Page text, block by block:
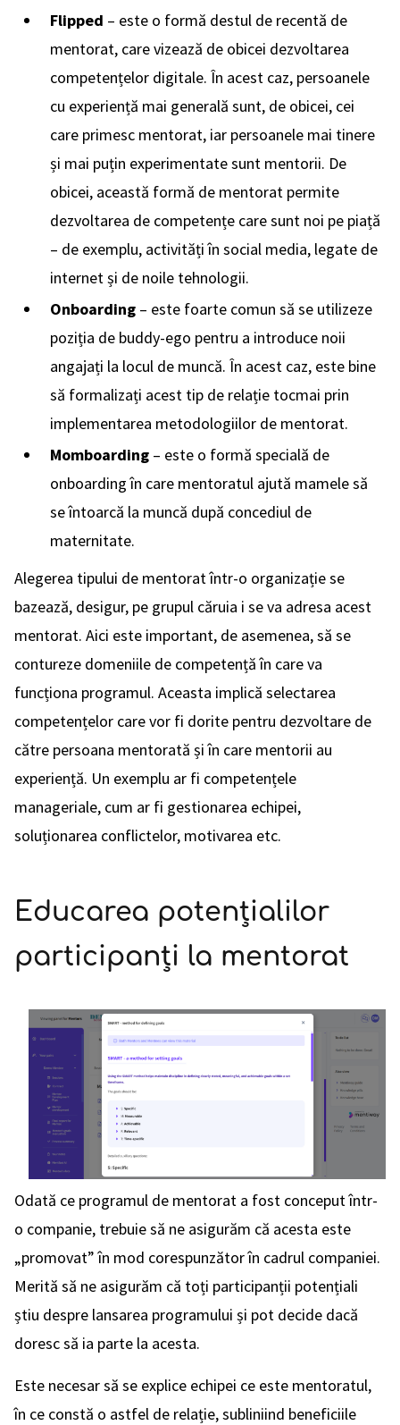
Flipped – este o formă destul de recentă de
mentorat, care vizează de obicei dezvoltarea
competențelor digitale. În acest caz, persoanele
cu experiență mai generală sunt, de obicei, cei
care primesc mentorat, iar persoanele mai tinere
și mai puțin experimentate sunt mentorii. De
obicei, această formă de mentorat permite
dezvoltarea de competențe care sunt noi pe piață
– de exemplu, activități în social media, legate de
internet și de noile tehnologii.
Onboarding – este foarte comun să se utilizeze
poziția de buddy-ego pentru a introduce noii
angajați la locul de muncă. În acest caz, este bine
să formalizați acest tip de relație tocmai prin
implementarea metodologiilor de mentorat.
Momboarding – este o formă specială de
onboarding în care mentoratul ajută mamele să
se întoarcă la muncă după concediul de
maternitate.
Alegerea tipului de mentorat într-o organizație se
bazează, desigur, pe grupul căruia i se va adresa acest
mentorat. Aici este important, de asemenea, să se
contureze domeniile de competență în care va
funcționa programul. Aceasta implică selectarea
competențelor care vor fi dorite pentru dezvoltare de
către persoana mentorată și în care mentorii au
experiență. Un exemplu ar fi competențele
manageriale, cum ar fi gestionarea echipei,
soluționarea conflictelor, motivarea etc.
Educarea potențialilor
participanți la mentorat
Odată ce programul de mentorat a fost conceput într-
o companie, trebuie să ne asigurăm că acesta este
„promovat” în mod corespunzător în cadrul companiei.
Merită să ne asigurăm că toți participanții potențiali
știu despre lansarea programului și pot decide dacă
doresc să ia parte la acesta.
Este necesar să se explice echipei ce este mentoratul,
în ce constă o astfel de relație, subliniind beneficiile